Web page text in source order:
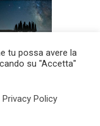
VAL
Workshop
tu possa avere la
su "Accetta"
Privacy Policy